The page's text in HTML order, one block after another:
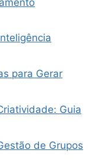
para Gerar
Guia
de Grupos